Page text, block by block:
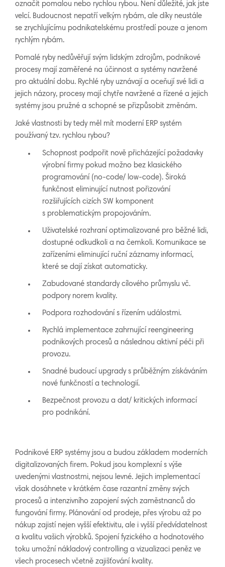
označit pomalou nebo rychlou rybou. Není důležité, jak jste
velcí. Budoucnost nepatří velkým rybám, ale díky neustále
se zrychlujícímu podnikatelskému prostředí pouze a jenom
rychlým rybám.
Pomalé ryby nedůvěřují svým lidským zdrojům, podnikové
procesy mají zaměřené na účinnost a systémy navržené
pro aktuální dobu. Rychlé ryby uznávají a oceňují své lidi a
jejich názory, procesy mají chytře navržené a řízené a jejich
systémy jsou pružné a schopné se přizpůsobit změnám.
Jaké vlastnosti by tedy měl mít moderní ERP systém
používaný tzv. rychlou rybou?
Schopnost podpořit nově přicházející požadavky
výrobní firmy pokud možno bez klasického
programování (no-code/ low-code). Široká
funkčnost eliminující nutnost pořizování
rozšiřujících cizích SW komponent
s problematickým propojováním.
Uživatelské rozhraní optimalizované pro běžné lidi,
dostupné odkudkoli a na čemkoli. Komunikace se
zařízeními eliminující ruční záznamy informací,
které se dají získat automaticky.
Zabudované standardy cílového průmyslu vč.
podpory norem kvality.
Podpora rozhodování s řízením událostmi.
Rychlá implementace zahrnující reengineering
podnikových procesů a následnou aktivní péči při
provozu.
Snadné budoucí upgrady s průběžným získáváním
nové funkčností a technologií.
Bezpečnost provozu a dat/ kritických informací
pro podnikání.
Podnikové ERP systémy jsou a budou základem moderních
digitalizovaných firem. Pokud jsou komplexní s výše
uvedenými vlastnostmi, nejsou levné. Jejich implementací
však dosáhnete v krátkém čase razantní změny svých
procesů a intenzivního zapojení svých zaměstnanců do
fungování firmy. Plánování od prodeje, přes výrobu až po
nákup zajistí nejen vyšší efektivitu, ale i vyšší předvídatelnost
a kvalitu vašich výrobků. Spojení fyzického a hodnotového
toku umožní nákladový controlling a vizualizaci peněz ve
všech procesech včetně zajišťování kvality.